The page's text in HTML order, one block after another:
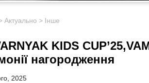
Актуально > Інше
KIDS
нагородження
2025